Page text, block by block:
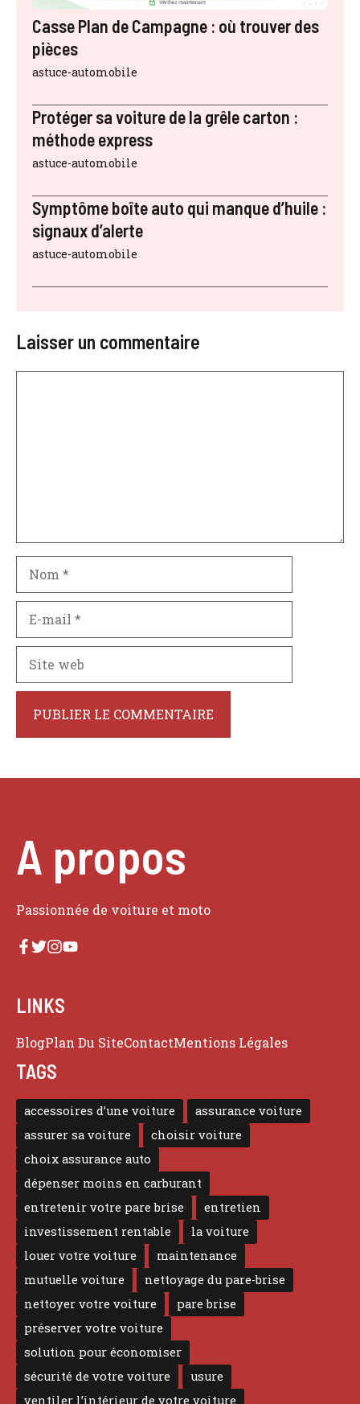
Casse Plan de Campagne : où trouver des
pièces
astuce-automobile
Protéger sa voiture de la grêle carton :
méthode express
astuce-automobile
Symptôme boîte auto qui manque d’huile :
signaux d’alerte
astuce-automobile
Laisser un commentaire
mail
web
A propos
Passionnée de voiture et moto
LINKS
BlogPlan Du SiteContactMentions Légales
TAGS
accessoires d’une voiture
assurance voiture
assurer sa voiture
choisir voiture
choix assurance auto
dépenser moins en carburant
entretenir votre pare brise
entretien
investissement rentable
la voiture
louer votre voiture
maintenance
mutuelle voiture
nettoyage du pare-brise
nettoyer votre voiture
pare brise
préserver votre voiture
solution pour économiser
sécurité de votre voiture
usure
ventiler l’intérieur de votre voiture